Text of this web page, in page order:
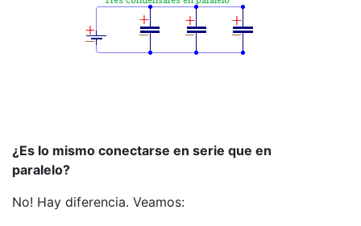
¿Es lo mismo conectarse en serie que en
paralelo?
No! Hay diferencia. Veamos: